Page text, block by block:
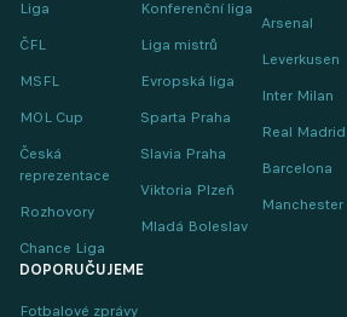
Liga
ČFL
MSFL
MOL Cup
Česká
reprezentace
Rozhovory
Chance Liga
Konferenční liga
Liga mistrů
Evropská liga
Sparta Praha
Slavia Praha
Viktoria Plzeň
Mladá Boleslav
Arsenal
Leverkusen
Inter Milan
Real Madrid
Barcelona
Manchester
DOPORUČUJEME
Fotbalové zprávy